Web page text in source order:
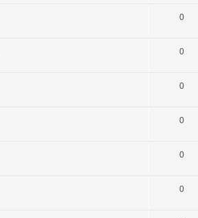
0
0
0
0
0
0